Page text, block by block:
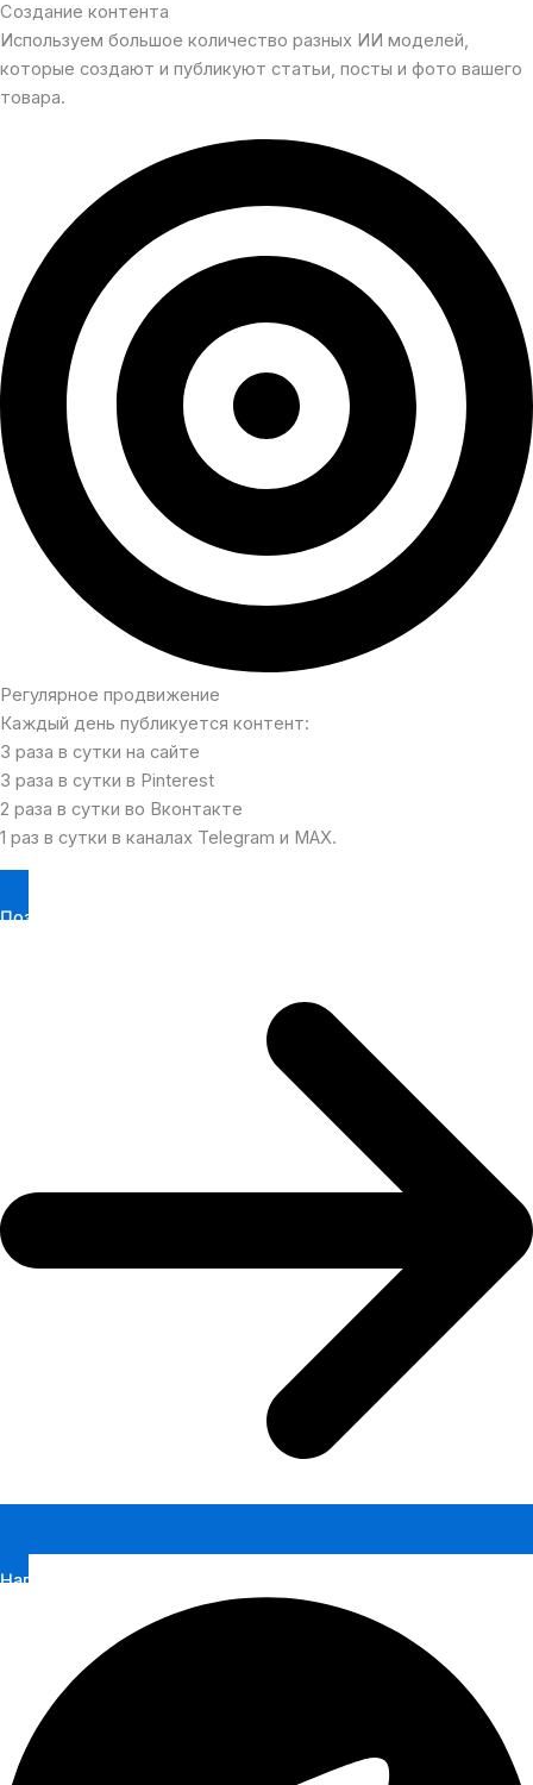
Создание контента
Используем большое количество разных ИИ моделей,
которые создают и публикуют статьи, посты и фото вашего
товара.
Регулярное продвижение
Каждый день публикуется контент:
3 раза в сутки на сайте
3 раза в сутки в Pinterest
2 раза в сутки во Вконтакте
1 раз в сутки в каналах Telegram и MAX.
Позвонить
Написать